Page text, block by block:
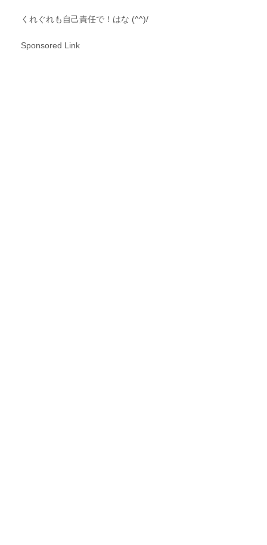
くれぐれも自己責任で！はな (^^)/
Sponsored Link